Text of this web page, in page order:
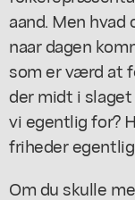
aand. Men hvad
naar dagen
som er værd at
der midt i slaget
vi egentlig for?
friheder
Om du skulle